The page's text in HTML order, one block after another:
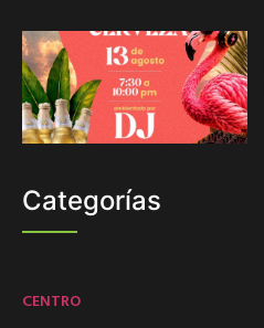
Categorías
CENTRO